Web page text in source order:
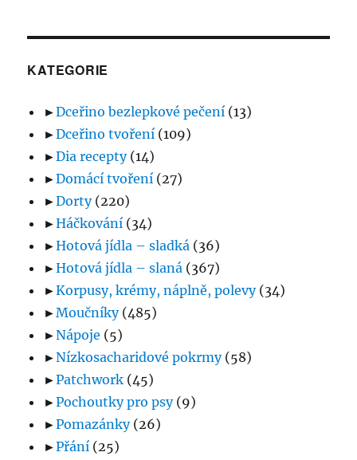
KATEGORIE
►Dceřino bezlepkové pečení (13)
►Dceřino tvoření (109)
►Dia recepty(14)
►Domácí tvoření (27)
►Dorty(220)
►Háčkování (34)
►Hotová jídla – sladká (36)
►Hotová jídla – slaná (367)
►Korpusy, krémy, náplně, polevy(34)
►Moučníky(485)
►Nápoje (5)
►Nízkosacharidové pokrmy(58)
►Patchwork (45)
►Pochoutky pro psy(9)
►Pomazánky(26)
►Přání (25)